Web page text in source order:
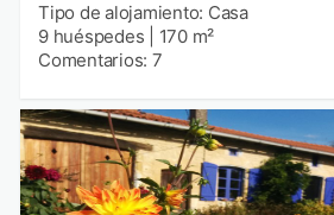
Tipo de alojamiento: Casa
9 huéspedes
170 m²
Comentarios: 7